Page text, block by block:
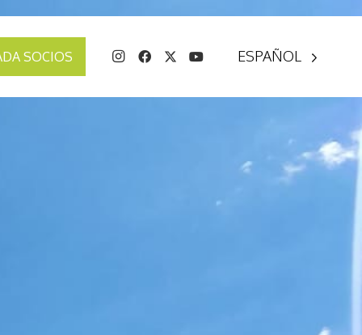
SOCIOS ESPAÑOL